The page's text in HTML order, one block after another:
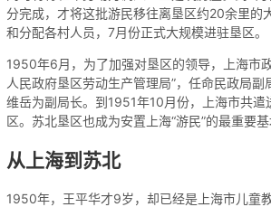
分完成，才将这批游民移往离垦区约20余里的
和分配各村人员，7月份正式大规模进驻垦区。
1950年6月，为了加强对垦区的领导，上海市
人民政府垦区劳动生产管理局”，任命民政局副
维岳为副局长。到1951年10月份，上海市共
区。苏北垦区也成为安置上海“游民”的最重要基
从上海到苏北
1950年，王平华才9岁，却已经是上海市儿童